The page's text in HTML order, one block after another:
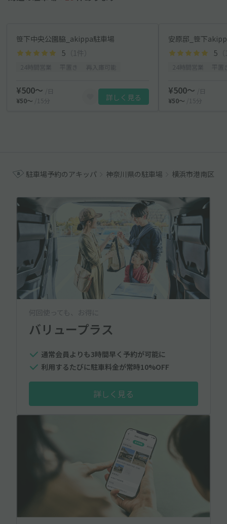
笹下中央公園脇_akippa駐車場
5 （1件）
¥500〜
/日
¥50〜
/15分 詳しく見る
安原邸_笹下
5
¥500〜
/日
¥50〜
/15分
駐車場予約のアキッパ 神奈川県の駐車場 横浜市港南区の
何回使っても、お得に
バリュープラス
通常会員よりも3時間早く予約が可能に
利用するたびに駐車料金が常時10%OFF
詳しく見る